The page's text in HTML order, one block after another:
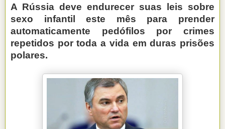
A Rússia deve endurecer suas leis sobre
sexo infantil este mês para prender
automaticamente pedófilos por crimes
repetidos por toda a vida em duras prisões
polares.